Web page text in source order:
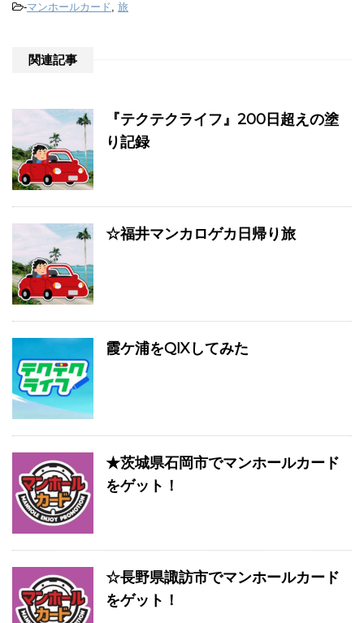
-マンホールカード , 旅
関連記事
『テクテクライフ』200日超えの塗
り記録
☆福井マンカロゲカ日帰り旅
霞ケ浦をQIXしてみた
★茨城県石岡市でマンホールカード
をゲット！
☆長野県諏訪市でマンホールカード
をゲット！